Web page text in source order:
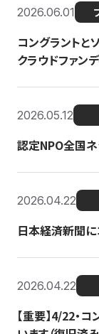
2026.06.01
コングラント
クラウドファン
2026.05.12
認定NPO全国ネ
2026.04.22
日本経済新聞に
2026.04.22
【重要】4/22・